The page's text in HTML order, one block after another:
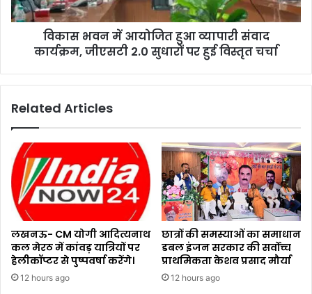
विकास भवन में आयोजित हुआ व्यापारी संवाद
कार्यक्रम, जीएसटी 2.0 सुधारों पर हुई विस्तृत चर्चा
Related Articles
लखनऊ- CM योगी आदित्यनाथ
कल मेरठ में कांवड़ यात्रियों पर
हेलीकॉप्टर से पुष्पवर्षा करेंगे।
12 hours ago
छात्रों की समस्याओं का समाधान
डबल इंजन सरकार की सर्वोच्च
प्राथमिकता केशव प्रसाद मौर्या
12 hours ago